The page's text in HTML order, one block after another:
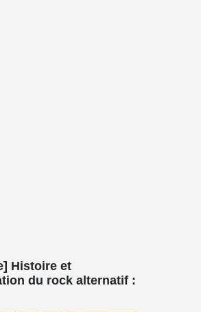
Histoire et
du rock alternatif :